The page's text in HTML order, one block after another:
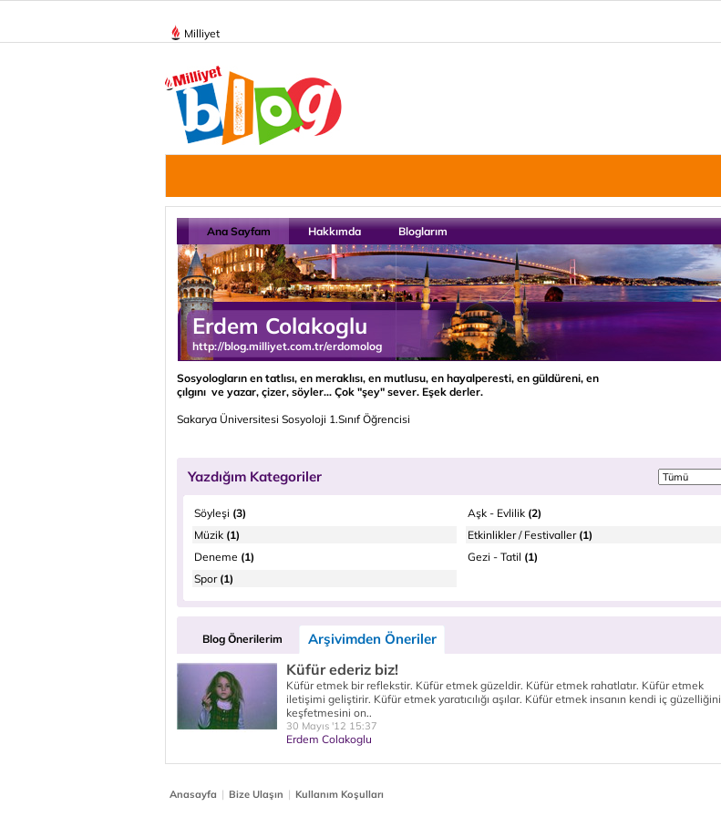
Milliyet
Ana Sayfam Hakkımda Bloglarım
Erdem Colakoglu
http://blog.milliyet.com.tr/erdomolog
Sosyologların en tatlısı, en meraklısı, en mutlusu, en hayalperesti, en güldüreni, en
çılgını ve yazar, çizer, söyler... Çok "şey" sever. Eşek derler.
Sakarya Üniversitesi Sosyoloji 1.Sınıf Öğrencisi
Yazdığım Kategoriler
Söyleşi (3) Aşk - Evlilik (2)
Müzik (1) Etkinlikler / Festivaller(1)
Deneme (1) Gezi - Tatil (1)
Spor(1)
Blog Önerilerim Arşivimden Öneriler
Küfür ederiz biz!
Küfür etmek bir reflekstir. Küfür etmek güzeldir. Küfür etmek rahatlatır. Küfür etmek
iletişimi geliştirir. Küfür etmek yaratıcılığı aşılar. Küfür etmek insanın kendi iç güzelliğini
keşfetmesini on..
30 Mayıs '12 15:37
Erdem Colakoglu
Anasayfa | Bize Ulaşın | Kullanım Koşulları